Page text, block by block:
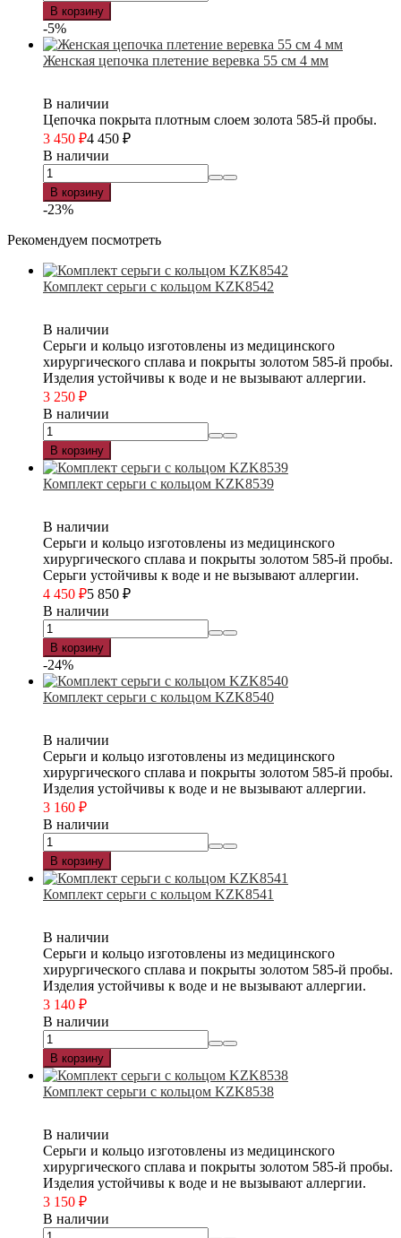
В корзину
-5%
Женская цепочка плетение веревка 55 см 4 мм
В наличии
Цепочка покрыта плотным слоем золота 585-й пробы.
3 450 ₽4 450 ₽
В наличии
В корзину
-23%
Рекомендуем посмотреть
Комплект серьги с кольцом KZK8542
В наличии
Серьги и кольцо изготовлены из медицинского
хирургического сплава и покрыты золотом 585-й пробы.
Изделия устойчивы к воде и не вызывают аллергии.
3 250 ₽
В наличии
В корзину
Комплект серьги с кольцом KZK8539
В наличии
Серьги и кольцо изготовлены из медицинского
хирургического сплава и покрыты золотом 585-й пробы.
Серьги устойчивы к воде и не вызывают аллергии.
4 450 ₽5 850 ₽
В наличии
В корзину
-24%
Комплект серьги с кольцом KZK8540
В наличии
Серьги и кольцо изготовлены из медицинского
хирургического сплава и покрыты золотом 585-й пробы.
Изделия устойчивы к воде и не вызывают аллергии.
3 160 ₽
В наличии
В корзину
Комплект серьги с кольцом KZK8541
В наличии
Серьги и кольцо изготовлены из медицинского
хирургического сплава и покрыты золотом 585-й пробы.
Изделия устойчивы к воде и не вызывают аллергии.
3 140 ₽
В наличии
В корзину
Комплект серьги с кольцом KZK8538
В наличии
Серьги и кольцо изготовлены из медицинского
хирургического сплава и покрыты золотом 585-й пробы.
Изделия устойчивы к воде и не вызывают аллергии.
3 150 ₽
В наличии